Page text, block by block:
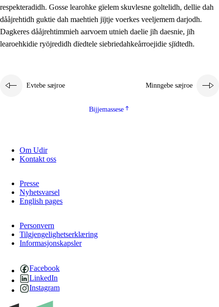
respekteradidh. Gosse learohke gïelem skuvlesne goltelidh, dellie dah
dååjrehtidh guktie dah maehtieh jïjtje voerkes veeljemem darjodh.
Dagkeres dååjrehtimmieh aarvoem utnieh daelie jïh daesnie, jïh
learoehkidie ryöjredidh dïedtele siebriedahkeårroejidie sjïdtedh.
Evtebe sæjroe Minngebe sæjroe
Bijjemassese
Om Udir
Kontakt oss
Presse
Nyhetsvarsel
English pages
Personvern
Tilgjengelighetserklæring
Informasjonskapsler
Facebook
LinkedIn
Instagram